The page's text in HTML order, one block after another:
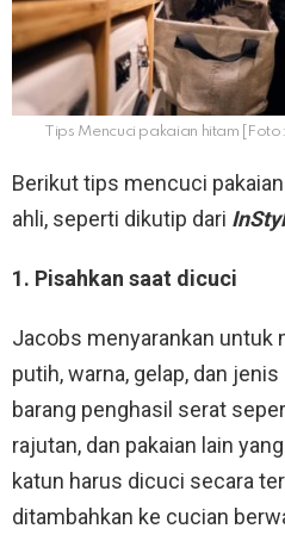
Tips Mencuci pakaian hitam
Berikut tips mencuci
ahli, seperti dikutip dari
1. Pisahkan saat dicuci
Jacobs menyarankan untuk
putih, warna, gelap, dan
barang penghasil serat
rajutan, dan pakaian lain
katun harus dicuci secara
ditambahkan ke cucian